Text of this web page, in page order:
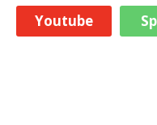
Youtube